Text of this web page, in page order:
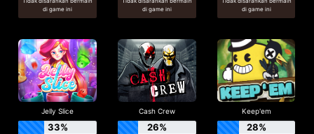
di game ini
di game ini
di game ini
Jelly Slice
33%
Cash Crew
26%
Keep'em
28%